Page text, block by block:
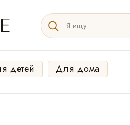
детей Для дома